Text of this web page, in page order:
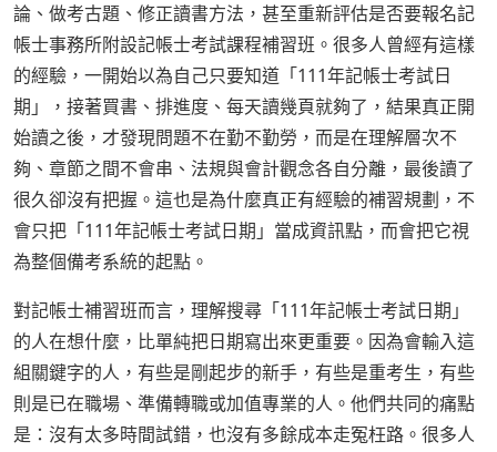
論、做考古題、修正讀書方法，甚至重新評估是否要報名記
帳士事務所附設記帳士考試課程補習班。很多人曾經有這樣
的經驗，一開始以為自己只要知道「111年記帳士考試日
期」，接著買書、排進度、每天讀幾頁就夠了，結果真正開
始讀之後，才發現問題不在勤不勤勞，而是在理解層次不
夠、章節之間不會串、法規與會計觀念各自分離，最後讀了
很久卻沒有把握。這也是為什麼真正有經驗的補習規劃，不
會只把「111年記帳士考試日期」當成資訊點，而會把它視
為整個備考系統的起點。
對記帳士補習班而言，理解搜尋「111年記帳士考試日期」
的人在想什麼，比單純把日期寫出來更重要。因為會輸入這
組關鍵字的人，有些是剛起步的新手，有些是重考生，有些
則是已在職場、準備轉職或加值專業的人。他們共同的痛點
是：沒有太多時間試錯，也沒有多餘成本走冤枉路。很多人